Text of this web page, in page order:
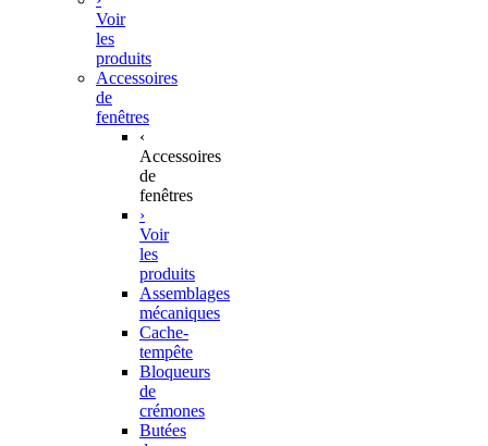
Voir
les
produits
Accessoires
de
fenêtres
‹
Accessoires
de
fenêtres
›
Voir
les
produits
Assemblages
mécaniques
Cache-
tempête
Bloqueurs
de
crémones
Butées